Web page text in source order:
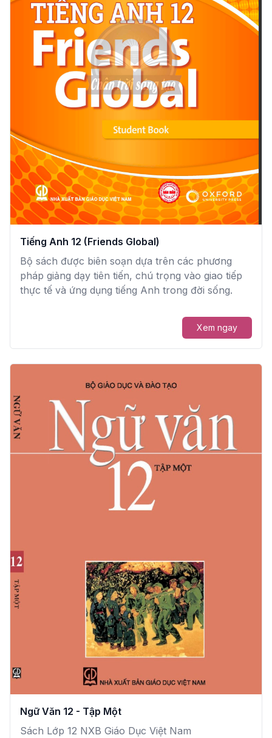
Tiếng Anh 12 (Friends Global)
Bộ sách được biên soạn dựa trên các phương
pháp giảng dạy tiên tiến, chú trọng vào giao tiếp
thực tế và ứng dụng tiếng Anh trong đời sống.
Xem ngay
Ngữ Văn 12 - Tập Một
Sách Lớp 12 NXB Giáo Dục Việt Nam